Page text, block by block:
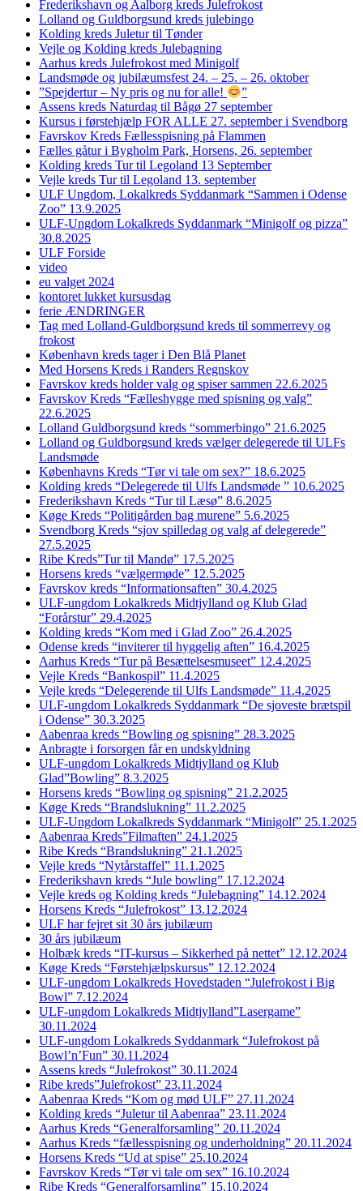
Frederikshavn og Aalborg kreds Julefrokost
Lolland og Guldborgsund kreds julebingo
Kolding kreds Juletur til Tønder
Vejle og Kolding kreds Julebagning
Aarhus kreds Julefrokost med Minigolf
Landsmøde og jubilæumsfest 24. – 25. – 26. oktober
”Spejdertur – Ny pris og nu for alle!
”
Assens kreds Naturdag til Bågø 27 september
Kursus i førstehjælp FOR ALLE 27. september i Svendborg
Favrskov Kreds Fællesspisning på Flammen
Fælles gåtur i Bygholm Park, Horsens, 26. september
Kolding kreds Tur til Legoland 13 September
Vejle kreds Tur til Legoland 13. september
ULF Ungdom, Lokalkreds Syddanmark “Sammen i Odense
Zoo” 13.9.2025
ULF-Ungdom Lokalkreds Syddanmark “Minigolf og pizza”
30.8.2025
ULF Forside
video
eu valget 2024
kontoret lukket kursusdag
ferie ÆNDRINGER
Tag med Lolland-Guldborgsund kreds til sommerrevy og
frokost
København kreds tager i Den Blå Planet
Med Horsens Kreds i Randers Regnskov
Favrskov kreds holder valg og spiser sammen 22.6.2025
Favrskov Kreds “Fælleshygge med spisning og valg”
22.6.2025
Lolland Guldborgsund kreds “sommerbingo” 21.6.2025
Lolland og Guldborgsund kreds vælger delegerede til ULFs
Landsmøde
Københavns Kreds “Tør vi tale om sex?” 18.6.2025
Kolding kreds “Delegerede til Ulfs Landsmøde ” 10.6.2025
Frederikshavn Kreds “Tur til Læsø” 8.6.2025
Køge Kreds “Politigården bag murene” 5.6.2025
Svendborg Kreds “sjov spilledag og valg af delegerede”
27.5.2025
Ribe Kreds”Tur til Mandø” 17.5.2025
Horsens kreds “vælgermøde” 12.5.2025
Favrskov kreds “Informationsaften” 30.4.2025
ULF-ungdom Lokalkreds Midtjylland og Klub Glad
“Forårstur” 29.4.2025
Kolding kreds “Kom med i Glad Zoo” 26.4.2025
Odense kreds “inviterer til hyggelig aften” 16.4.2025
Aarhus Kreds “Tur på Besættelsesmuseet” 12.4.2025
Vejle Kreds “Bankospil” 11.4.2025
Vejle kreds “Delegerende til Ulfs Landsmøde” 11.4.2025
ULF-ungdom Lokalkreds Syddanmark “De sjoveste brætspil
i Odense” 30.3.2025
Aabenraa kreds “Bowling og spisning” 28.3.2025
Anbragte i forsorgen får en undskyldning
ULF-ungdom Lokalkreds Midtjylland og Klub
Glad”Bowling” 8.3.2025
Horsens kreds “Bowling og spisning” 21.2.2025
Køge Kreds “Brandslukning” 11.2.2025
ULF-Ungdom Lokalkreds Syddanmark “Minigolf” 25.1.2025
Aabenraa Kreds”Filmaften” 24.1.2025
Ribe Kreds “Brandslukning” 21.1.2025
Vejle kreds “Nytårstaffel” 11.1.2025
Frederikshavn kreds “Jule bowling” 17.12.2024
Vejle kreds og Kolding kreds “Julebagning” 14.12.2024
Horsens Kreds “Julefrokost” 13.12.2024
ULF har fejret sit 30 års jubilæum
30 års jubilæum
Holbæk kreds “IT-kursus – Sikkerhed på nettet” 12.12.2024
Køge Kreds “Førstehjælpskursus” 12.12.2024
ULF-ungdom Lokalkreds Hovedstaden “Julefrokost i Big
Bowl” 7.12.2024
ULF-ungdom Lokalkreds Midtjylland”Lasergame”
30.11.2024
ULF-ungdom Lokalkreds Syddanmark “Julefrokost på
Bowl’n’Fun” 30.11.2024
Assens kreds “Julefrokost” 30.11.2024
Ribe kreds”Julefrokost” 23.11.2024
Aabenraa Kreds “Kom og mød ULF” 27.11.2024
Kolding kreds “Juletur til Aabenraa” 23.11.2024
Aarhus Kreds “Generalforsamling” 20.11.2024
Aarhus Kreds “fællesspisning og underholdning” 20.11.2024
Horsens Kreds “Ud at spise” 25.10.2024
Favrskov Kreds “Tør vi tale om sex” 16.10.2024
Ribe Kreds “Generalforsamling” 15.10.2024